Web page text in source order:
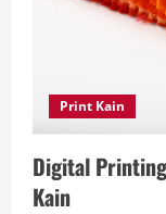
Print Kain
Digital
Kain